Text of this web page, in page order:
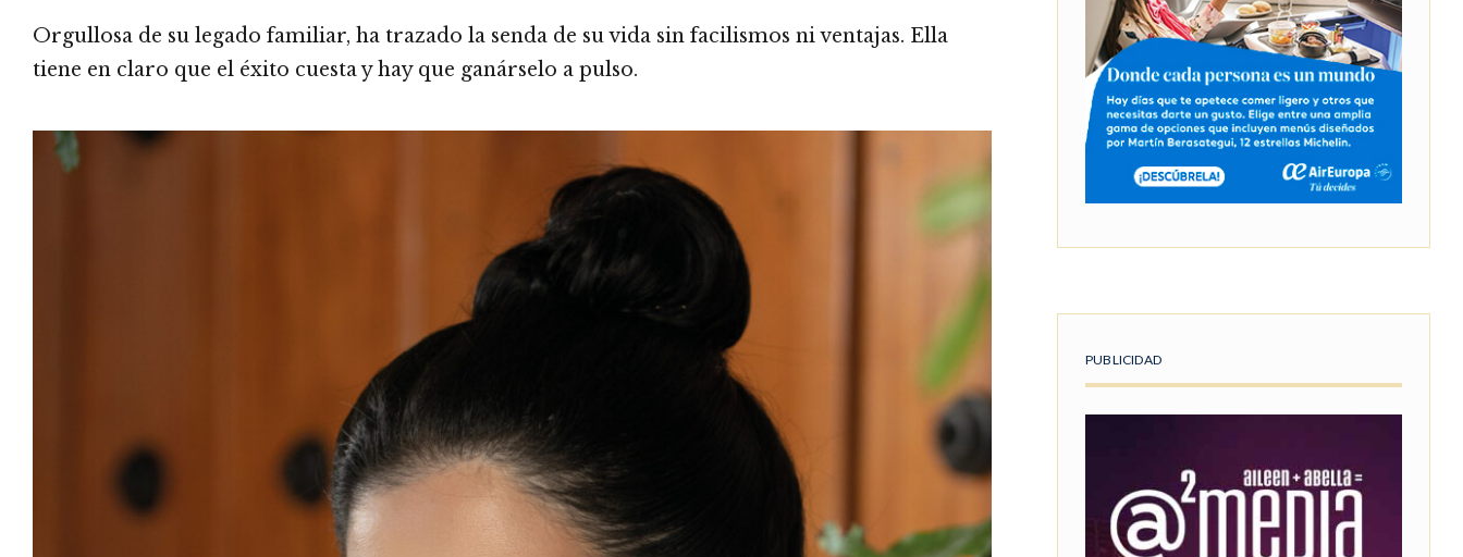
Orgullosa de su legado familiar, ha trazado la senda de su vida sin facilismos ni ventajas. Ella
tiene en claro que el éxito cuesta y hay que ganárselo a pulso.
PUBLICIDAD